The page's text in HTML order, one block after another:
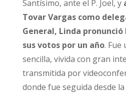
Santísimo, ante el P. Joel, y
Tovar Vargas como
General, Linda
sus votos por un año. Fue
sencilla, vivida con gran
transmitida por
donde fue seguida desde